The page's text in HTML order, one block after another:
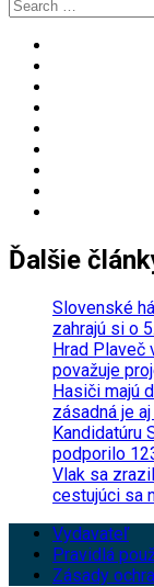
for:
Ďalšie
Slovenské
zahrajú si o
Hrad Plaveč
považuje
Hasiči majú
zásadná je
Kandidatúru
podporilo
Vlak sa
cestujúci sa
Vydavateľ
Pravidlá
Zásady